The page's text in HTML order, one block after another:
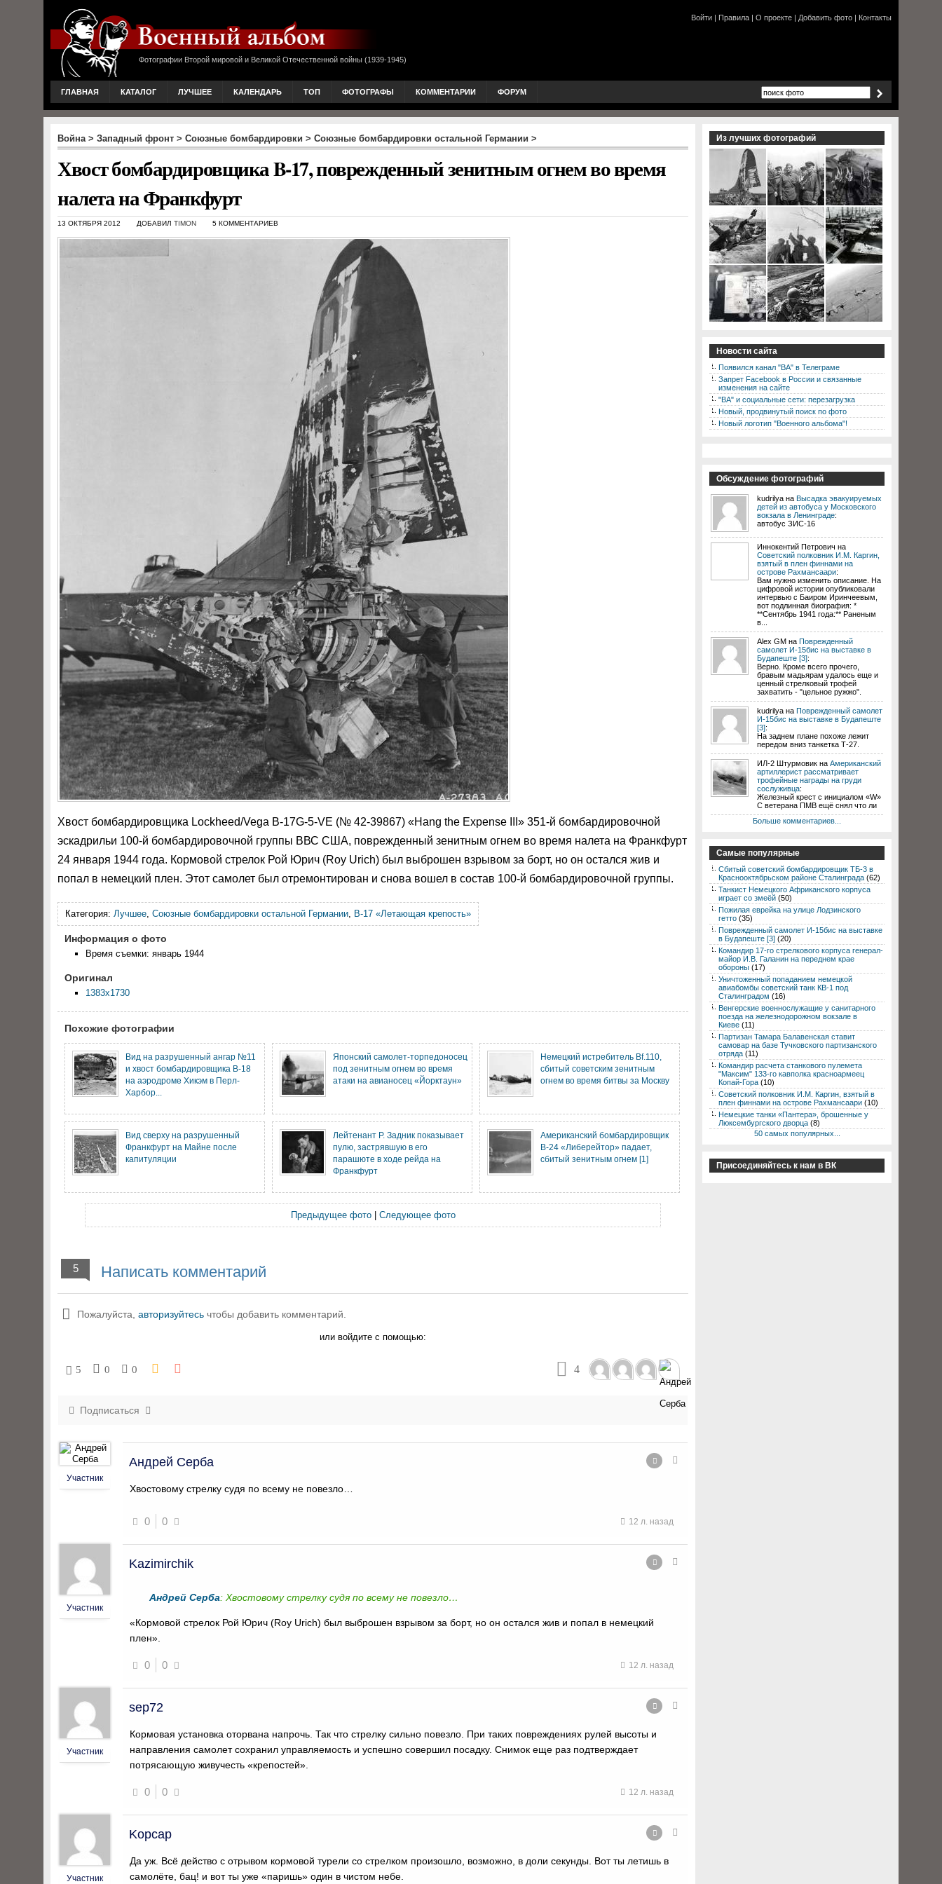
Фотографии Второй мировой и Великой Отечественной войны (1939-1945)
Войти | Правила | О проекте | Добавить фото | Контакты
ГЛАВНАЯ КАТАЛОГ ЛУЧШЕЕ КАЛЕНДАРЬ ТОП ФОТОГРАФЫ КОММЕНТАРИИ ФОРУМ
Война> Западный фронт > Союзные бомбардировки > Союзные бомбардировки остальной Германии >
Хвост бомбардировщика B-17, поврежденный зенитным огнем во время
налета на Франкфурт
13 ОКТЯБРЯ 2012 ДОБАВИЛ TIMON 5 КОММЕНТАРИЕВ
Хвост бомбардировщика Lockheed/Vega B-17G-5-VE (№ 42-39867) «Hang the Expense III» 351-й бомбардировочной
эскадрильи 100-й бомбардировочной группы ВВС США, поврежденный зенитным огнем во время налета на Франкфурт
24 января 1944 года. Кормовой стрелок Рой Юрич (Roy Urich) был выброшен взрывом за борт, но он остался жив и
попал в немецкий плен. Этот самолет был отремонтирован и снова вошел в состав 100-й бомбардировочной группы.
Категория: Лучшее, Союзные бомбардировки остальной Германии, B-17 «Летающая крепость»
Информация о фото
Время съемки: январь 1944
Оригинал
1383x1730
Похожие фотографии
Вид на разрушенный ангар №11
и хвост бомбардировщика В-18
на аэродроме Хикэм в Перл-
Харбор...
Японский самолет-торпедоносец
под зенитным огнем во время
атаки на авианосец «Йорктаун»
Немецкий истребитель Bf.110,
сбитый советским зенитным
огнем во время битвы за Москву
Вид сверху на разрушенный
Франкфурт на Майне после
капитуляции
Лейтенант Р. Задник показывает
пулю, застрявшую в его
парашюте в ходе рейда на
Франкфурт
Американский бомбардировщик
B-24 «Либерейтор» падает,
сбитый зенитным огнем [1]
Предыдущее фото| Следующее фото
5 Написать комментарий
Пожалуйста, авторизуйтесь чтобы добавить комментарий.
или войдите с помощью:
5 0 0 4
Подписаться
Участник
Андрей Серба
Хвостовому стрелку судя по всему не повезло…
0 0 12 л. назад
Участник
Kazimirchik
Андрей Серба: Хвостовому стрелку судя по всему не повезло…
«Кормовой стрелок Рой Юрич (Roy Urich) был выброшен взрывом за борт, но он остался жив и попал в немецкий
плен».
0 0 12 л. назад
Участник
sep72
Кормовая установка оторвана напрочь. Так что стрелку сильно повезло. При таких повреждениях рулей высоты и
направления самолет сохранил управляемость и успешно совершил посадку. Снимок еще раз подтверждает
потрясающую живучесть «крепостей».
0 0 12 л. назад
Участник
Kopcap
Да уж. Всё действо с отрывом кормовой турели со стрелком произошло, возможно, в доли секунды. Вот ты летишь в
самолёте, бац! и вот ты уже «паришь» один в чистом небе.
Из лучших фотографий
Новости сайта
Появился канал "ВА" в Телеграме
Запрет Facebook в России и связанные
изменения на сайте
"ВА" и социальные сети: перезагрузка
Новый, продвинутый поиск по фото
Новый логотип "Военного альбома"!
Обсуждение фотографий
kudrilya на Высадка эвакуируемых
детей из автобуса у Московского
вокзала в Ленинграде:
автобус ЗИС-16
Иннокентий Петрович на
Советский полковник И.М. Каргин,
взятый в плен финнами на
острове Рахмансаари:
Вам нужно изменить описание. На
цифровой истории опубликовали
интервью с Баиром Иринчеевым,
вот подлинная биография: *
**Сентябрь 1941 года:** Раненым
в...
Alex GM на Поврежденный
самолет И-15бис на выставке в
Будапеште [3]:
Верно. Кроме всего прочего,
бравым мадьярам удалось еще и
ценный стрелковый трофей
захватить - "цельное ружжо".
kudrilya на Поврежденный самолет
И-15бис на выставке в Будапеште
[3]:
На заднем плане похоже лежит
передом вниз танкетка Т-27.
ИЛ-2 Штурмовик на Американский
артиллерист рассматривает
трофейные награды на груди
сослуживца:
Железный крест с инициалом «W»
С ветерана ПМВ ещё снял что ли
Больше комментариев...
Самые популярные
Сбитый советский бомбардировщик ТБ-3 в
Краснооктябрьском районе Сталинграда (62)
Танкист Немецкого Африканского корпуса
играет со змеёй (50)
Пожилая еврейка на улице Лодзинского
гетто (35)
Поврежденный самолет И-15бис на выставке
в Будапеште [3] (20)
Командир 17-го стрелкового корпуса генерал-
майор И.В. Галанин на переднем крае
обороны (17)
Уничтоженный попаданием немецкой
авиабомбы советский танк КВ-1 под
Сталинградом (16)
Венгерские военнослужащие у санитарного
поезда на железнодорожном вокзале в
Киеве (11)
Партизан Тамара Балавенская ставит
самовар на базе Тучковского партизанского
отряда (11)
Командир расчета станкового пулемета
"Максим" 133-го кавполка красноармеец
Копай-Гора (10)
Советский полковник И.М. Каргин, взятый в
плен финнами на острове Рахмансаари (10)
Немецкие танки «Пантера», брошенные у
Люксембургского дворца (8)
50 самых популярных...
Присоединяйтесь к нам в ВК